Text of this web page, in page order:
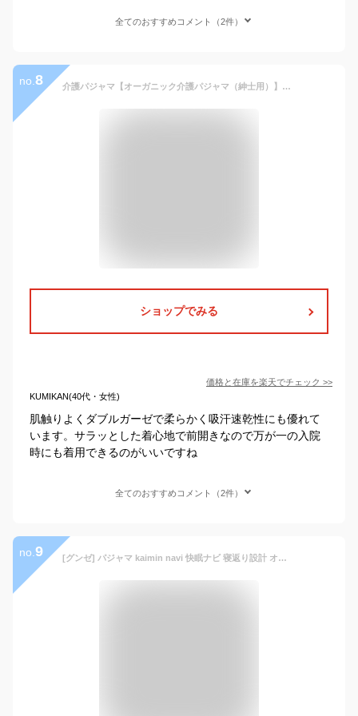
全てのおすすめコメント（2件）
no. 8 介護パジャマ【オーガニック介護パジャマ（紳士用）】【訳あり】上下別売り（パジャマ、メンズ、 上質、 オーガニック、 長袖、 前開き、オムツ、 タイプ、 ナイティ、(ねまき 寝間着 ぱじゃま 大人 男性、おしゃれ 、プレゼント、 前あき、ゆったり)
ショップでみる
価格と在庫を楽天でチェック >>
KUMIKAN(40代・女性)
肌触りよくダブルガーゼで柔らかく吸汗速乾性にも優れて
います。サラッとした着心地で前開きなので万が一の入院
時にも着用できるのがいいですね
全てのおすすめコメント（2件）
no. 9 [グンゼ] パジャマ kaimin navi 快眠ナビ 寝返り設計 オーガニックコットン100％ 先染Ｗガーゼ 長袖長パンツ メンズ グレー M